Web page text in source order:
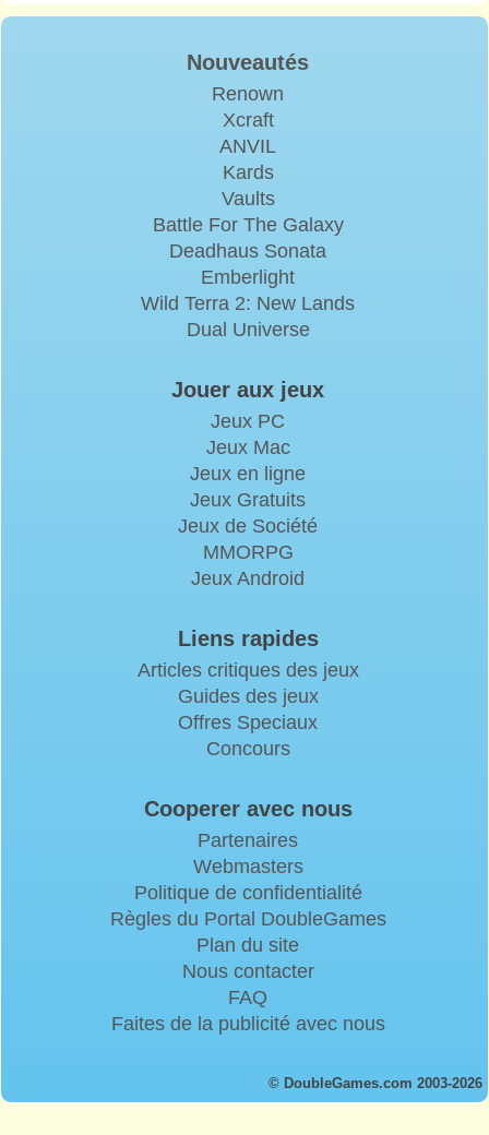
Nouveautés
Renown
Xcraft
ANVIL
Kards
Vaults
Battle For The Galaxy
Deadhaus Sonata
Emberlight
Wild Terra 2: New Lands
Dual Universe
Jouer aux jeux
Jeux PC
Jeux Mac
Jeux en ligne
Jeux Gratuits
Jeux de Société
MMORPG
Jeux Android
Liens rapides
Articles critiques des jeux
Guides des jeux
Offres Speciaux
Concours
Cooperer avec nous
Partenaires
Webmasters
Politique de confidentialité
Règles du Portal DoubleGames
Plan du site
Nous contacter
FAQ
Faites de la publicité avec nous
© DoubleGames.com 2003-2026